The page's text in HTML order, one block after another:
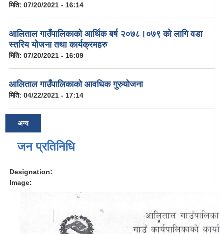
मिति: 07/20/2021 - 16:14
आलिताल गाउँपालिकाको आर्थिक बर्ष २०७८।०७९ को लागि वडा
स्तरिय योजना तथा कार्यक्रमहरु
मिति: 07/20/2021 - 16:09
आलिताल गाउँपालिकाको आवधिक गुरुयोजना
मिति: 04/22/2021 - 17:14
अन्य
जन प्रतिनिधि
Designation:
Image: